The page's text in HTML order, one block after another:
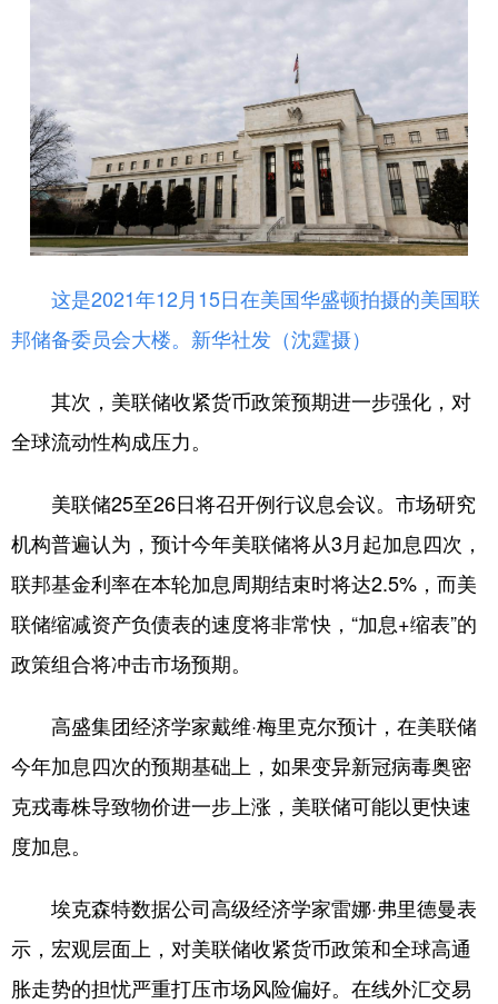
这是2021年12月15日在美国华盛顿拍摄的美国联
邦储备委员会大楼。 新华社发（沈霆摄）
其次，美联储收紧货币政策预期进一步强化，对
全球流动性构成压力。
美联储25至26日将召开例行议息会议。市场研究
机构普遍认为，预计今年美联储将从3月起加息四次，
联邦基金利率在本轮加息周期结束时将达2.5%，而美
联储缩减资产负债表的速度将非常快，“加息+缩表”的
政策组合将冲击市场预期。
高盛集团经济学家戴维·梅里克尔预计，在美联储
今年加息四次的预期基础上，如果变异新冠病毒奥密
克戎毒株导致物价进一步上涨，美联储可能以更快速
度加息。
埃克森特数据公司高级经济学家雷娜·弗里德曼表
示，宏观层面上，对美联储收紧货币政策和全球高通
胀走势的担忧严重打压市场风险偏好。在线外汇交易